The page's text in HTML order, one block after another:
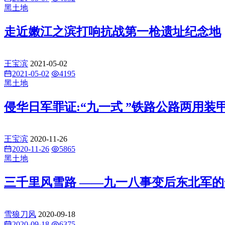
黑土地
走近嫩江之滨打响抗战第一枪遗址纪念地
王宝滨 2021-05-02
2021-05-02
4195
黑土地
侵华日军罪证:“九一式 ”铁路公路两用装
王宝滨 2020-11-26
2020-11-26
5865
黑土地
三千里风雪路 ——九一八事变后东北军的
雪狼刀风 2020-09-18